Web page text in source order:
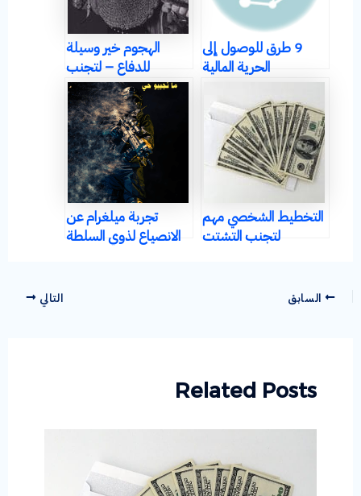
9 طرق للوصول إلى
الحرية المالية
الهجوم خير وسيلة
للدفاع – لتجنب
السلبية
التخطيط الشخصي مهم
لتجنب التشتت
تجربة ميلغرام عن
الانصياع لذوي السلطة
السابق التالي
Related Posts